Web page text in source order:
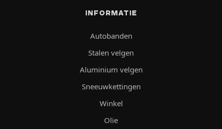
INFORMATIE
Autobanden
Stalen velgen
Aluminium velgen
Sneeuwkettingen
Winkel
Olie